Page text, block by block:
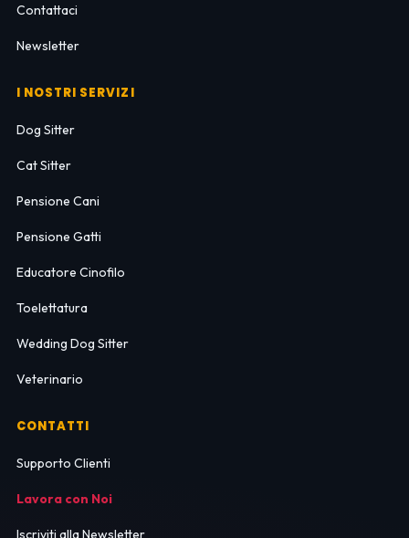
Contattaci
Newsletter
I NOSTRI SERVIZI
Dog Sitter
Cat Sitter
Pensione Cani
Pensione Gatti
Educatore Cinofilo
Toelettatura
Wedding Dog Sitter
Veterinario
CONTATTI
Supporto Clienti
Lavora con Noi
Iscriviti alla Newsletter